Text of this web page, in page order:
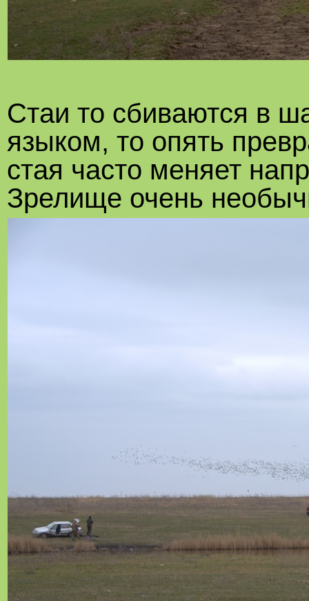
Стаи то сбиваются в
языком, то опять
стая часто меняет
Зрелище очень